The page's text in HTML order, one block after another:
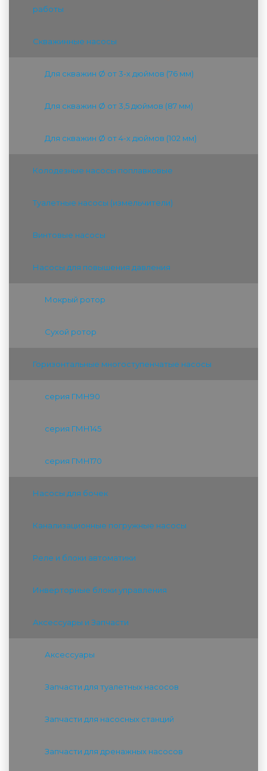
работы
Скважинные насосы
Для скважин Ø от 3-х дюймов (76 мм)
Для скважин Ø от 3,5 дюймов (87 мм)
Для скважин Ø от 4-х дюймов (102 мм)
Колодезные насосы поплавковые
Туалетные насосы (измельчители)
Винтовые насосы
Насосы для повышения давления
Мокрый ротор
Сухой ротор
Горизонтальные многоступенчатые насосы
серия ГМН90
серия ГМН145
серия ГМН170
Насосы для бочек
Канализационные погружные насосы
Реле и блоки автоматики
Инверторные блоки управления
Аксессуары и Запчасти
Аксессуары
Запчасти для туалетных насосов
Запчасти для насосных станций
Запчасти для дренажных насосов